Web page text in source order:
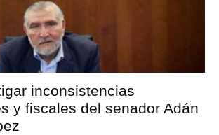
inconsistencias
y fiscales del senador Adán